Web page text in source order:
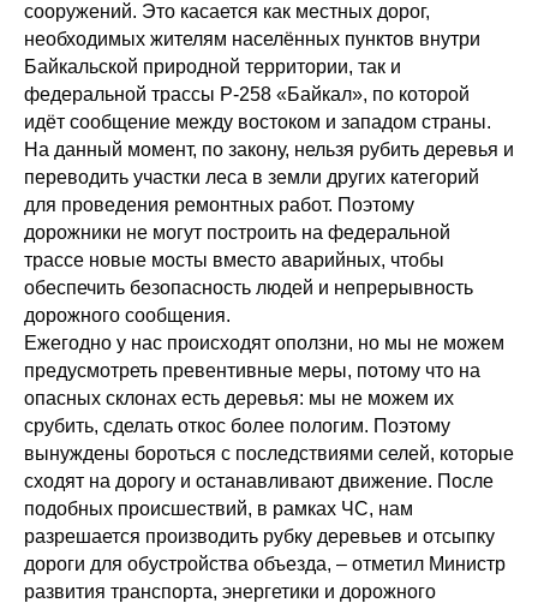
сооружений. Это касается как местных дорог,
необходимых жителям населённых пунктов внутри
Байкальской природной территории, так и
федеральной трассы Р-258 «Байкал», по которой
идёт сообщение между востоком и западом страны.
На данный момент, по закону, нельзя рубить деревья и
переводить участки леса в земли других категорий
для проведения ремонтных работ. Поэтому
дорожники не могут построить на федеральной
трассе новые мосты вместо аварийных, чтобы
обеспечить безопасность людей и непрерывность
дорожного сообщения.
Ежегодно у нас происходят оползни, но мы не можем
предусмотреть превентивные меры, потому что на
опасных склонах есть деревья: мы не можем их
срубить, сделать откос более пологим. Поэтому
вынуждены бороться с последствиями селей, которые
сходят на дорогу и останавливают движение. После
подобных происшествий, в рамках ЧС, нам
разрешается производить рубку деревьев и отсыпку
дороги для обустройства объезда, – отметил Министр
развития транспорта, энергетики и дорожного